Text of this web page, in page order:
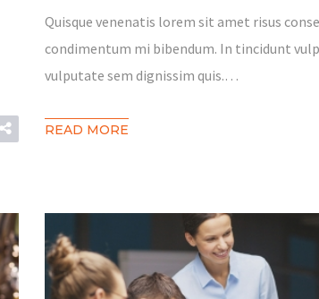
Quisque venenatis lorem sit amet risus
condimentum mi bibendum. In tincidunt
vulputate sem dignissim quis.…
READ MORE